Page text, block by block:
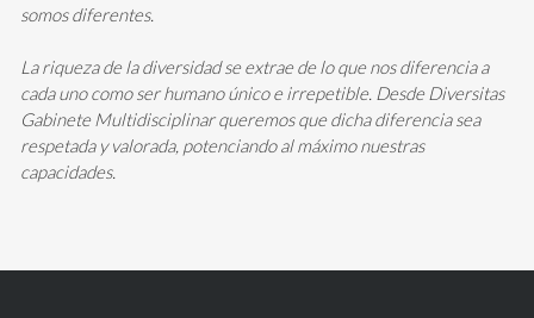
somos diferentes.
La riqueza de la diversidad se extrae de lo que nos diferencia a
cada uno como ser humano único e irrepetible. Desde Diversitas
Gabinete Multidisciplinar queremos que dicha diferencia sea
respetada y valorada, potenciando al máximo nuestras
capacidades.